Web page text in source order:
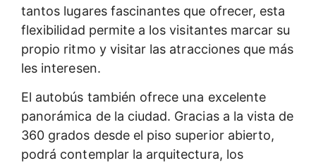
tantos lugares fascinantes que ofrecer, esta
flexibilidad permite a los visitantes marcar su
propio ritmo y visitar las atracciones que más
les interesen.
El autobús también ofrece una excelente
panorámica de la ciudad. Gracias a la vista de
360 grados desde el piso superior abierto,
podrá contemplar la arquitectura, los